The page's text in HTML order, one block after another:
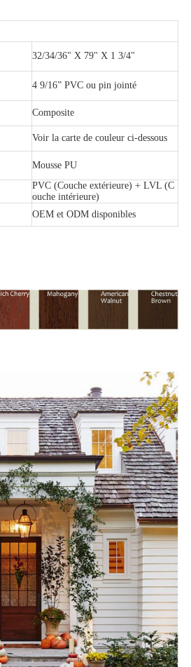
32/34/36" X 79" X 1 3/4"
4 9/16” PVC ou pin jointé
Composite
Voir la carte de couleur ci-dessous
Mousse PU
PVC (Couche extérieure) + LVL (C
ouche intérieure)
OEM et ODM disponibles